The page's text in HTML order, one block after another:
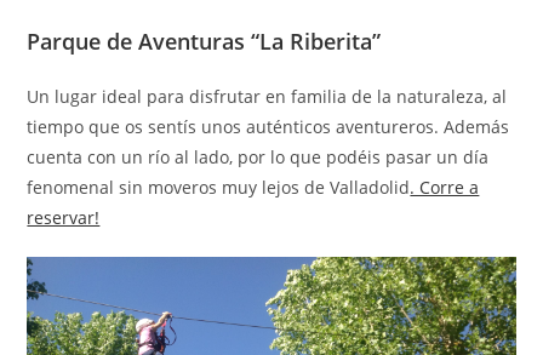
Parque de Aventuras “La Riberita”
Un lugar ideal para disfrutar en familia de la naturaleza, al
tiempo que os sentís unos auténticos aventureros. Además
cuenta con un río al lado, por lo que podéis pasar un día
fenomenal sin moveros muy lejos de Valladolid. Corre a
reservar!